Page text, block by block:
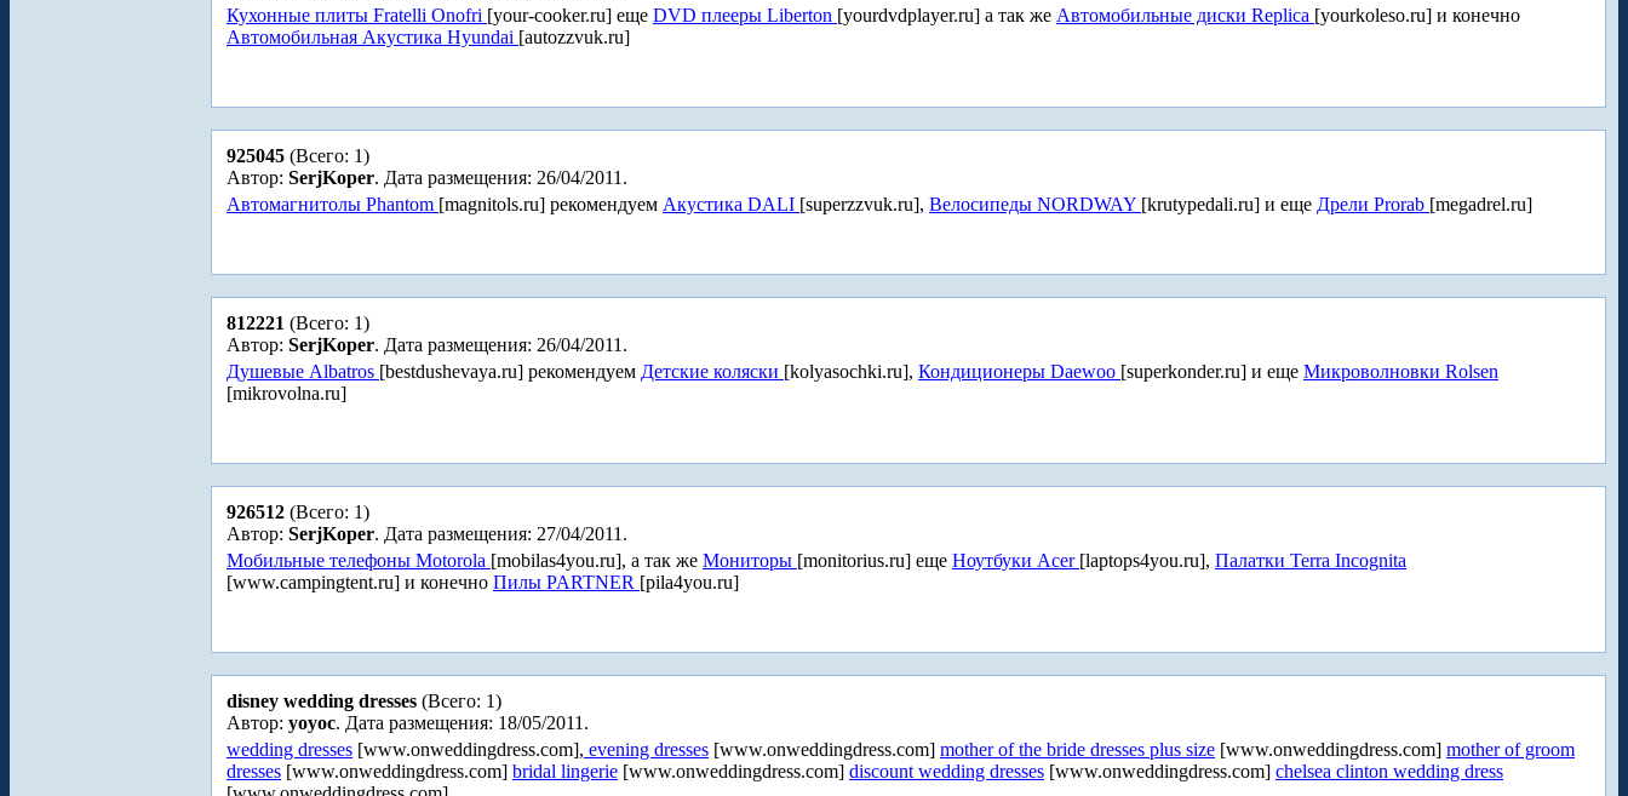
Кухонные плиты Fratelli Onofri [your-cooker.ru] еще DVD плееры Liberton [yourdvdplayer.ru] а так же Автомобильные диски Replica [yourkoleso.ru] и конечно
Автомобильная Акустика Hyundai [autozzvuk.ru]
925045 (Всего: 1)
Автор: SerjKoper. Дата размещения: 26/04/2011.
Автомагнитолы Phantom [magnitols.ru] рекомендуем Акустика DALI [superzzvuk.ru], Велосипеды NORDWAY [krutypedali.ru] и еще Дрели Prorab [megadrel.ru]
812221 (Всего: 1)
Автор: SerjKoper. Дата размещения: 26/04/2011.
Душевые Albatros [bestdushevaya.ru] рекомендуем Детские коляски [kolyasochki.ru], Кондиционеры Daewoo [superkonder.ru] и еще Микроволновки Rolsen
[mikrovolna.ru]
926512 (Всего: 1)
Автор: SerjKoper. Дата размещения: 27/04/2011.
Мобильные телефоны Motorola [mobilas4you.ru], а так же Мониторы [monitorius.ru] еще Ноутбуки Acer [laptops4you.ru], Палатки Terra Incognita
[www.campingtent.ru] и конечно Пилы PARTNER [pila4you.ru]
disney wedding dresses (Всего: 1)
Автор: yoyoc. Дата размещения: 18/05/2011.
wedding dresses [www.onweddingdress.com], evening dresses [www.onweddingdress.com] mother of the bride dresses plus size [www.onweddingdress.com] mother of groom
dresses [www.onweddingdress.com] bridal lingerie [www.onweddingdress.com] discount wedding dresses [www.onweddingdress.com] chelsea clinton wedding dress